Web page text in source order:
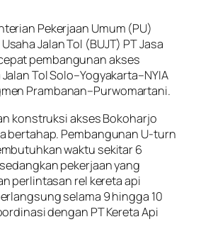
Pekerjaan Umum (PU)
Jalan Tol (BUJT) PT Jasa
pembangunan akses
Tol Solo–Yogyakarta–NYIA
Prambanan–Purwomartani.
konstruksi akses Bokoharjo
bertahap. Pembangunan U-turn
waktu sekitar 6
pekerjaan yang
perlintasan rel kereta api
selama 9 hingga 10
dengan PT Kereta Api